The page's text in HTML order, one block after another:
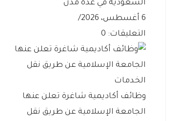
السعودية في عدة مدن
6 أغسطس، 2026
/
التعليقات: 0
وظائف أكاديمية شاغرة تعلن عنها
الجامعة الإسلامية عن طريق نقل